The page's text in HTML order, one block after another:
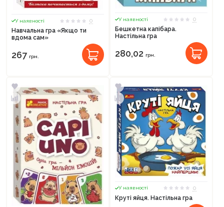
У наявності
0
Навчальна гра «Якщо ти
вдома сам»
267 грн.
У наявності
0
Бешкетна капібара.
Настільна гра
280,02 грн.
У наявності
0
Круті яйця. Настільна гра